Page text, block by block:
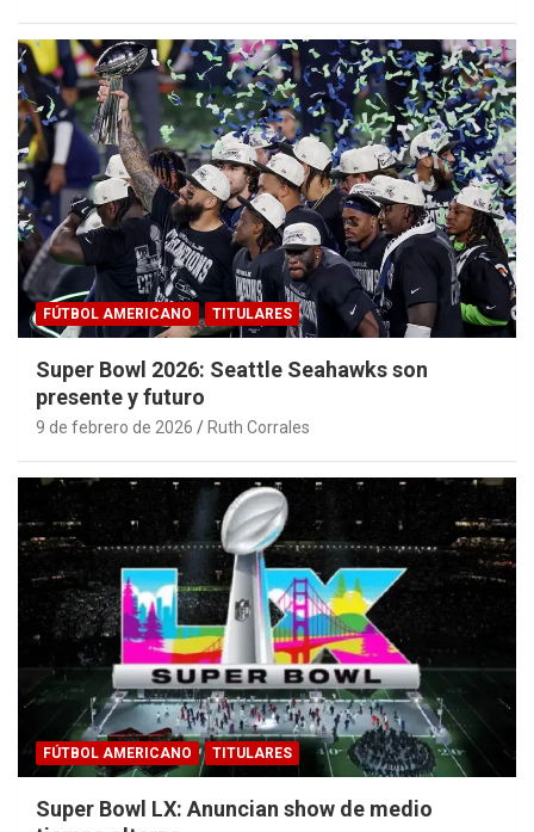
FÚTBOL AMERICANO TITULARES
Super Bowl 2026: Seattle Seahawks son
presente y futuro
9 de febrero de 2026 Ruth Corrales
FÚTBOL AMERICANO TITULARES
Super Bowl LX: Anuncian show de medio